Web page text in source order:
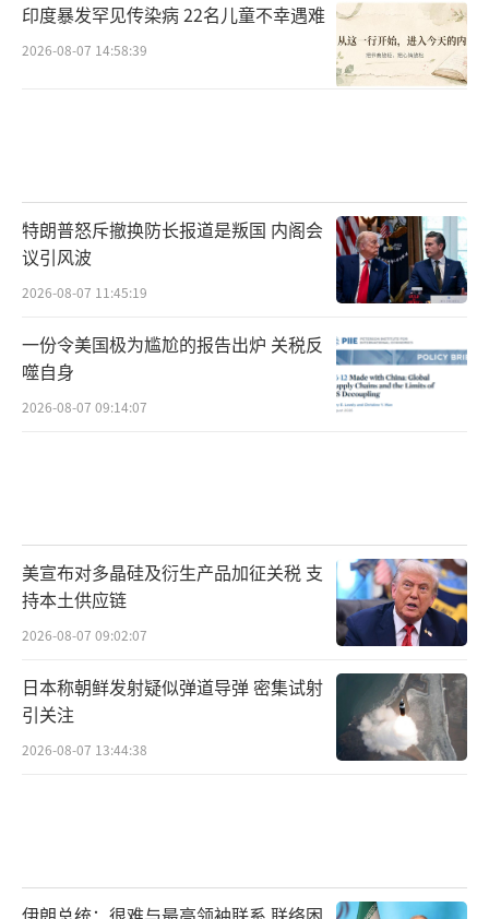
印度暴发罕见传染病 22名儿童不幸遇难
2026-08-07 14:58:39
特朗普怒斥撤换防长报道是叛国 内阁会
议引风波
2026-08-07 11:45:19
一份令美国极为尴尬的报告出炉 关税反
噬自身
2026-08-07 09:14:07
美宣布对多晶硅及衍生产品加征关税 支
持本土供应链
2026-08-07 09:02:07
日本称朝鲜发射疑似弹道导弹 密集试射
引关注
2026-08-07 13:44:38